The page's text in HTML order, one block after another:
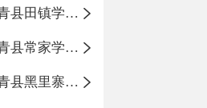
高青县田镇学区中心小学
高青县常家学区中心小学
高青县黑里寨学区中心小学